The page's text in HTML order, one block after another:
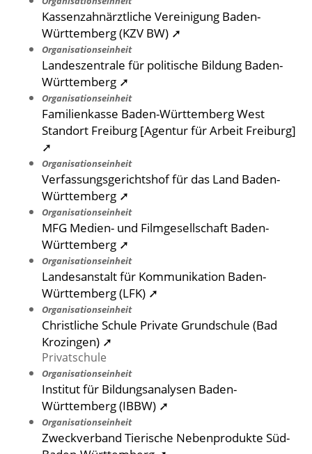
Kassenzahnärztliche Vereinigung Baden-
Württemberg (KZV BW) ➚
Organisationseinheit
Landeszentrale für politische Bildung Baden-
Württemberg ➚
Organisationseinheit
Familienkasse Baden-Württemberg West
Standort Freiburg [Agentur für Arbeit Freiburg]
➚
Organisationseinheit
Verfassungsgerichtshof für das Land Baden-
Württemberg ➚
Organisationseinheit
MFG Medien- und Filmgesellschaft Baden-
Württemberg ➚
Organisationseinheit
Landesanstalt für Kommunikation Baden-
Württemberg (LFK) ➚
Organisationseinheit
Christliche Schule Private Grundschule (Bad
Krozingen) ➚
Privatschule
Organisationseinheit
Institut für Bildungsanalysen Baden-
Württemberg (IBBW) ➚
Organisationseinheit
Zweckverband Tierische Nebenprodukte Süd-